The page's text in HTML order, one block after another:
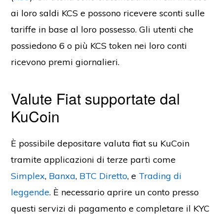
ai loro saldi KCS e possono ricevere sconti sulle
tariffe in base al loro possesso. Gli utenti che
possiedono 6 o più KCS token nei loro conti
ricevono premi giornalieri.
Valute Fiat supportate dal
KuCoin
È possibile depositare valuta fiat su KuCoin
tramite applicazioni di terze parti come
Simplex, Banxa, BTC Diretto, e Trading di
leggende. È necessario aprire un conto presso
questi servizi di pagamento e completare il KYC